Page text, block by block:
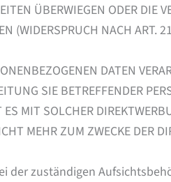
ÜBERWIEGEN ODER DIE
(WIDERSPRUCH NACH ART.
DATEN
SIE BETREFFENDER
MIT SOLCHER
MEHR ZUM ZWECKE DER
der zuständigen